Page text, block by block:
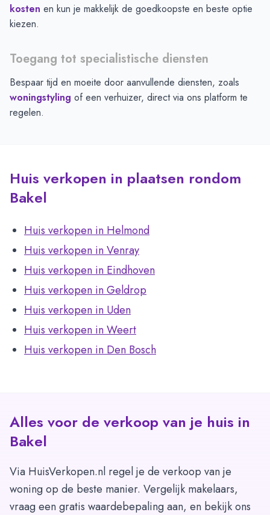
kosten en kun je makkelijk de goedkoopste en beste optie
kiezen.
Toegang tot specialistische diensten
Bespaar tijd en moeite door aanvullende diensten, zoals
woningstyling of een verhuizer, direct via ons platform te
regelen.
Huis verkopen in plaatsen rondom
Bakel
Huis verkopen in Helmond
Huis verkopen in Venray
Huis verkopen in Eindhoven
Huis verkopen in Geldrop
Huis verkopen in Uden
Huis verkopen in Weert
Huis verkopen in Den Bosch
Alles voor de verkoop van je huis in
Bakel
Via HuisVerkopen.nl regel je de verkoop van je
woning op de beste manier. Vergelijk makelaars,
vraag een gratis waardebepaling aan, en bekijk ons